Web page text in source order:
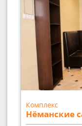
Комплекс
Нёманские